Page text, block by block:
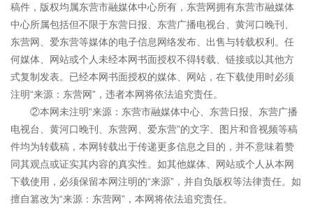
稿件，版权均属东营市融媒体中心所有，东营网拥有东营市融媒体
中心所属包括但不限于东营日报、东营广播电视台、黄河口晚刊、
东营网、爱东营等媒体的电子信息网络发布、出售与转载权利。任
何媒体、网站或个人未经本网书面授权不得转载、链接或以其他方
式复制发表。已经本网书面授权的媒体、网站，在下载使用时必须
注明“来源：东营网”，违者本网将依法追究责任。
②本网未注明“来源：东营市融媒体中心、东营日报、东营广播
电视台、黄河口晚刊、东营网、爱东营”的文字、图片和音视频等稿
件均为转载稿，本网转载出于传递更多信息之目的，并不意味着赞
同其观点或证实其内容的真实性。如其他媒体、网站或个人从本网
下载使用，必须保留本网注明的“来源”，并自负版权等法律责任。如
擅自篡改为“来源：东营网”，本网将依法追究责任。